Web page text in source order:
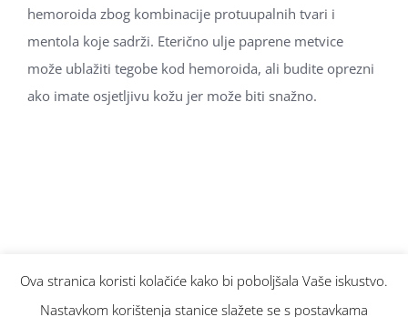
hemoroida zbog kombinacije protuupalnih tvari i
mentola koje sadrži. Eterično ulje paprene metvice
može ublažiti tegobe kod hemoroida, ali budite oprezni
ako imate osjetljivu kožu jer može biti snažno.
Traži...
Ova stranica koristi kolačiće kako bi poboljšala Vaše iskustvo.
Nastavkom korištenja stanice slažete se s postavkama